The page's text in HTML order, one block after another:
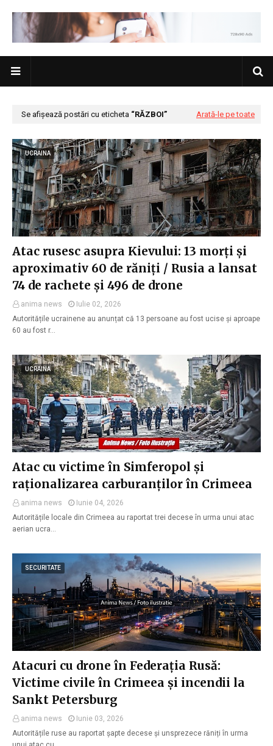
Se afișează postări cu eticheta RĂZBOI Arată-le pe toate
UCRAINA
Atac rusesc asupra Kievului: 13 morți și
aproximativ 60 de răniți / Rusia a lansat
74 de rachete și 496 de drone
anima news
Iulie 02, 2026
Autoritățile ucrainene au anunțat că 13 persoane au fost ucise și aproape
60 au fost r…
UCRAINA
Atac cu victime în Simferopol și
raționalizarea carburanților în Crimeea
anima news
Iunie 04, 2026
Autoritățile locale din Crimeea au raportat trei decese în urma unui atac
aerian ucra…
SECURITATE
Atacuri cu drone în Federația Rusă:
Victime civile în Crimeea și incendii la
Sankt Petersburg
anima news
Iunie 03, 2026
Autoritățile ruse au raportat șapte decese și unsprezece răniți în urma